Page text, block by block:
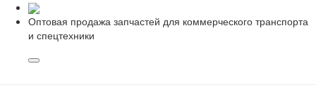
Оптовая продажа запчастей для коммерческого транспорта
и спецтехники